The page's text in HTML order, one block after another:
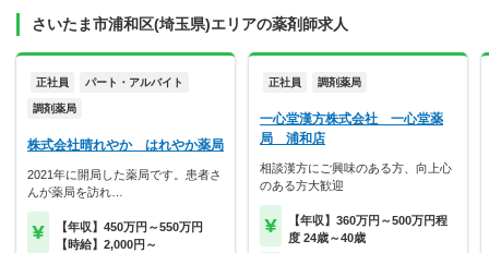
さいたま市浦和区(埼玉県)エリアの薬剤師求人
正社員 パート・アルバイト
調剤薬局
株式会社晴れやか はれやか薬局
2021年に開局した薬局です。患者さ
んが薬局を訪れ…
【年収】450万円～550万円
【時給】2,000円～
正社員 調剤薬局
一心堂漢方株式会社 一心堂薬
局 浦和店
相談漢方にご興味のある方、向上心
のある方大歓迎
【年収】360万円～500万円程
度 24歳～40歳